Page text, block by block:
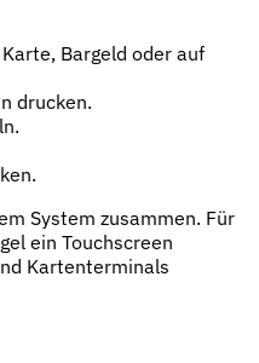
Bargeld oder auf
drucken.
System zusammen. Für
ein Touchscreen
Kartenterminals